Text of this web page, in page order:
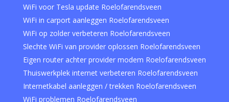
WiFi voor Tesla update Roelofarendsveen
WiFi in carport aanleggen Roelofarendsveen
WiFi op zolder verbeteren Roelofarendsveen
Slechte WiFi van provider oplossen Roelofarendsveen
Eigen router achter provider modem Roelofarendsveen
Thuiswerkplek internet verbeteren Roelofarendsveen
Internetkabel aanleggen / trekken Roelofarendsveen
WiFi problemen Roelofarendsveen